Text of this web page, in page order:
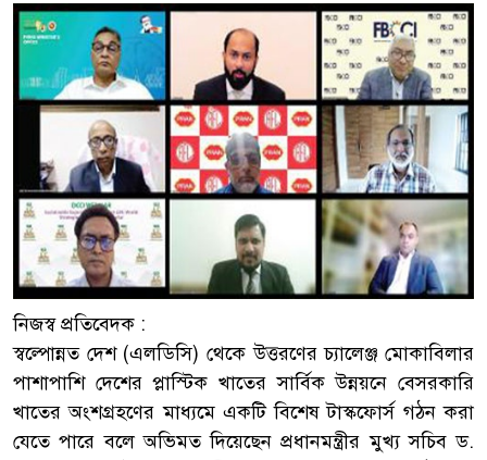
নিজস্ব প্রতিবেদক :
স্বল্পোন্নত দেশ (এলডিসি) থেকে উত্তরণের চ্যালেঞ্জ মোকাবিলার
পাশাপাশি দেশের প্লাস্টিক খাতের সার্বিক উন্নয়নে বেসরকারি
খাতের অংশগ্রহণের মাধ্যমে একটি বিশেষ টাস্কফোর্স গঠন করা
যেতে পারে বলে অভিমত দিয়েছেন প্রধানমন্ত্রীর মুখ্য সচিব ড.